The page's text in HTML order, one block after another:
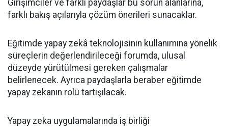
Girişimciler ve farklı paydaşlar bu sorun alanlarına,
farklı bakış açılarıyla çözüm önerileri sunacaklar.
Eğitimde yapay zekâ teknolojisinin kullanımına yönelik
süreçlerin değerlendirileceği forumda, ulusal
düzeyde yürütülmesi gereken çalışmalar
belirlenecek. Ayrıca paydaşlarla beraber eğitimde
yapay zekanın rolü tartışılacak.
Yapay zeka uygulamalarında iş birliği